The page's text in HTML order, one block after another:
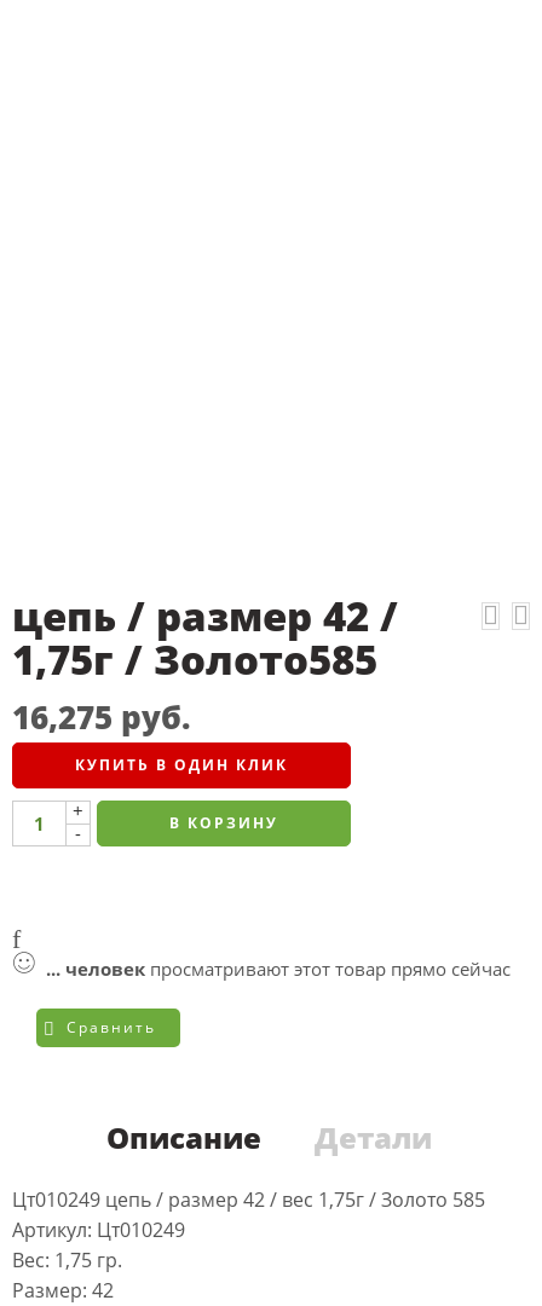
цепь / размер 42 /
1,75г / Золото585
16,275 руб.
КУПИТЬ В ОДИН КЛИК
+
-
В КОРЗИНУ
... человек просматривают этот товар прямо сейчас
Сравнить
Описание Детали
Цт010249 цепь / размер 42 / вес 1,75г / Золото 585
Артикул: Цт010249
Вес: 1,75 гр.
Размер: 42